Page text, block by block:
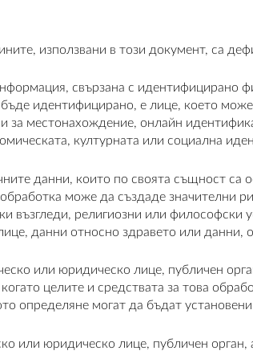
използвани в този документ, са
свързана с идентифицирано
идентифицирано, е лице, което
местонахождение, онлайн
културната или социална
данни, които по своята същност са
може да създаде значителни
възгледи, религиозни или
данни относно здравето или
или юридическо лице, публичен
целите и средствата за това
определяне могат да бъдат
или юридическо лице, публичен